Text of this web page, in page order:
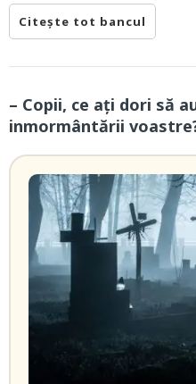
Citește tot bancul
– Copii, ce ați dori să
inmormântării